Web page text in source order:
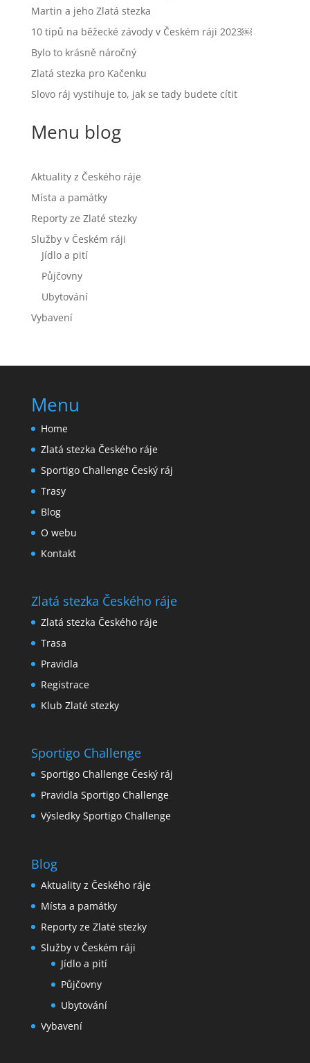
Martin a jeho Zlatá stezka
10 tipů na běžecké závody v Českém ráji 2023￼
Bylo to krásně náročný
Zlatá stezka pro Kačenku
Slovo ráj vystihuje to, jak se tady budete cítit
Menu blog
Aktuality z Českého ráje
Místa a památky
Reporty ze Zlaté stezky
Služby v Českém ráji
Jídlo a pití
Půjčovny
Ubytování
Vybavení
Menu
Home
Zlatá stezka Českého ráje
Sportigo Challenge Český ráj
Trasy
Blog
O webu
Kontakt
Zlatá stezka Českého ráje
Zlatá stezka Českého ráje
Trasa
Pravidla
Registrace
Klub Zlaté stezky
Sportigo Challenge
Sportigo Challenge Český ráj
Pravidla Sportigo Challenge
Výsledky Sportigo Challenge
Blog
Aktuality z Českého ráje
Místa a památky
Reporty ze Zlaté stezky
Služby v Českém ráji
Jídlo a pití
Půjčovny
Ubytování
Vybavení